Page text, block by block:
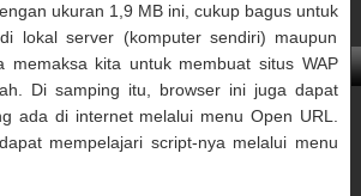
ukuran 1,9 MB ini, cukup bagus untuk
lokal server (komputer sendiri) maupun
memaksa kita untuk membuat situs WAP
Di samping itu, browser ini juga dapat
ada di internet melalui menu Open URL.
mempelajari script-nya melalui menu